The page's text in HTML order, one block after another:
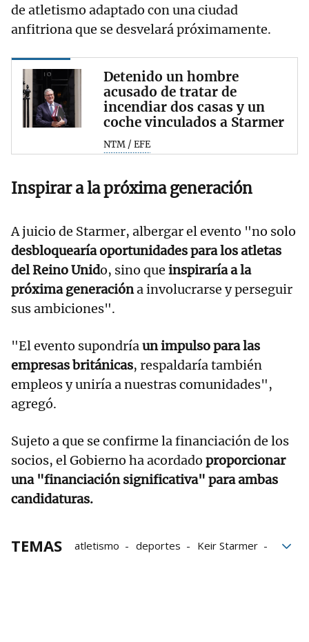
de atletismo adaptado con una ciudad
anfitriona que se desvelará próximamente.
Detenido un hombre
acusado de tratar de
incendiar dos casas y un
coche vinculados a Starmer
NTM / EFE
Inspirar a la próxima generación
A juicio de Starmer, albergar el evento "no solo
desbloquearía oportunidades para los atletas
del Reino Unido, sino que inspiraría a la
próxima generacióna involucrarse y perseguir
sus ambiciones".
"El evento supondríaun impulso para las
empresas británicas, respaldaría también
empleos y uniría a nuestras comunidades",
agregó.
Sujeto a que se confirme la financiación de los
socios, el Gobierno ha acordado proporcionar
una "financiación significativa" para ambas
candidaturas.
TEMAS atletismo deportes
Keir Starmer